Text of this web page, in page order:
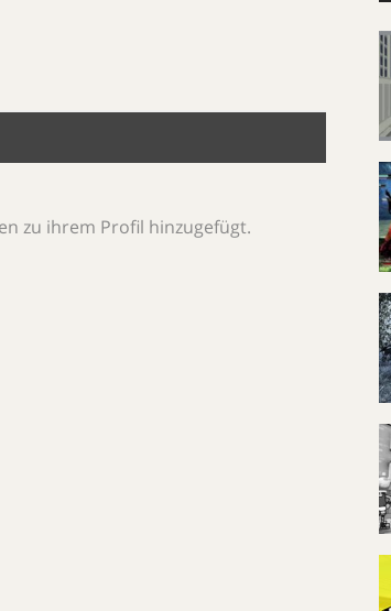
zu ihrem Profil hinzugefügt.